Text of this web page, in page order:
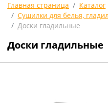
Главная страница Каталог
Сушилки для белья,
Доски гладильные
Доски гладильные